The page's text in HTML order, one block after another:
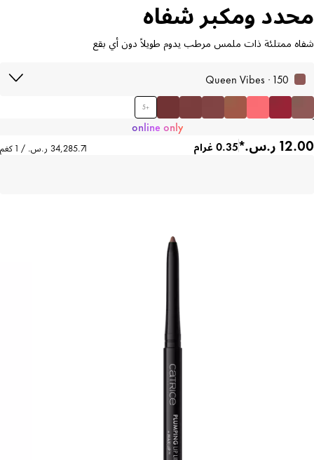
محدد ومكبر شفاه
شفاه ممتلئة ذات ملمس مرطب يدوم طويلاً دون أي بقع
150 · Queen Vibes
+
5
online only
0.35 غرام